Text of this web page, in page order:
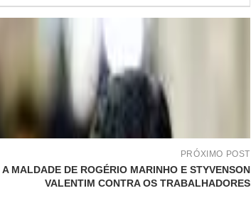
PRÓXIMO POST
A MALDADE DE ROGÉRIO MARINHO E STYVENSON
VALENTIM CONTRA OS TRABALHADORES